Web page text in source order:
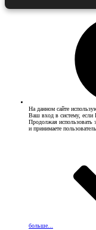
На данном сайте
Ваш вход в систему, если
Продолжая использовать
и принимаете
больше...